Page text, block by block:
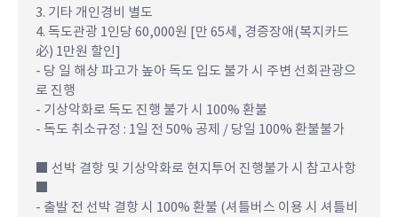
3. 기타 개인경비 별도
4. 독도관광 1인당 60,000원 [만 65세, 경증장애(복지카드
必) 1만원 할인]
- 당 일 해상 파고가 높아 독도 입도 불가 시 주변 선회관광으
로 진행
- 기상악화로 독도 진행 불가 시 100% 환불
- 독도 취소규정 : 1일 전 50% 공제 / 당일 100% 환불불가
■ 선박 결항 및 기상악화로 현지투어 진행불가 시 참고사항
■
- 출발 전 선박 결항 시 100% 환불 (셔틀버스 이용 시 셔틀비